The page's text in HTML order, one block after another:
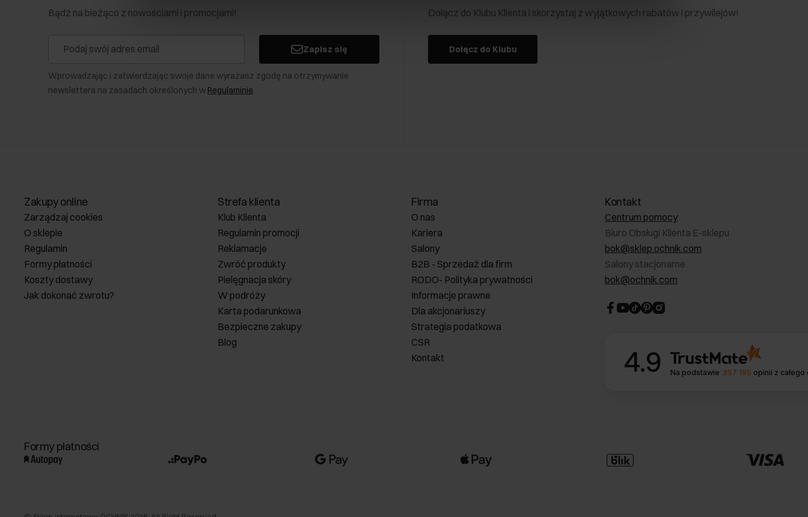
Bądź na bieżąco z nowościami i promocjami!
Zapisz się
Wprowadzając i zatwierdzając swoje dane wyrażasz zgodę na otrzymywanie
newslettera na zasadach określonych w Regulaminie.
Dołącz do Klubu Klienta i skorzystaj z wyjątkowych rabatów i przywilejów!
Dołącz do Klubu
Zakupy online
Zarządzaj cookies
O sklepie
Regulamin
Formy płatności
Koszty dostawy
Jak dokonać zwrotu?
Strefa klienta
Klub Klienta
Regulamin promocji
Reklamacje
Zwróć produkty
Pielęgnacja skóry
W podróży
Karta podarunkowa
Bezpieczne zakupy
Blog
Firma
O nas
Kariera
Salony
B2B - Sprzedaż dla firm
RODO- Polityka prywatności
Informacje prawne
Dla akcjonariuszy
Strategia podatkowa
CSR
Kontakt
Kontakt
Centrum pomocy
Biuro Obsługi Klienta E-sklepu
bok@sklep.ochnik.com
Salony stacjonarne
bok@ochnik.com
4.9 Na podstawie 357 195 opinii z
Formy płatności